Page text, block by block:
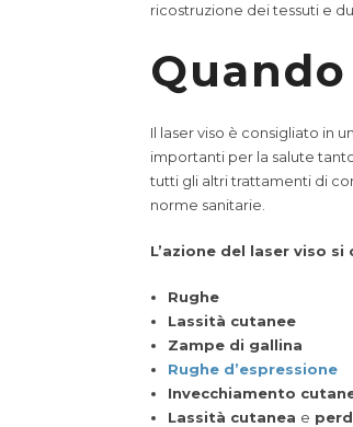
ricostruzione dei tessuti e
Il laser viso è consigliato in
importanti per la salute
tutti gli altri trattamenti di
norme sanitarie.
L’azione del laser viso si
Rughe
Lassità cutanee
Zampe di gallina
Rughe d’espressione
Invecchiamento
Lassità cutanea e